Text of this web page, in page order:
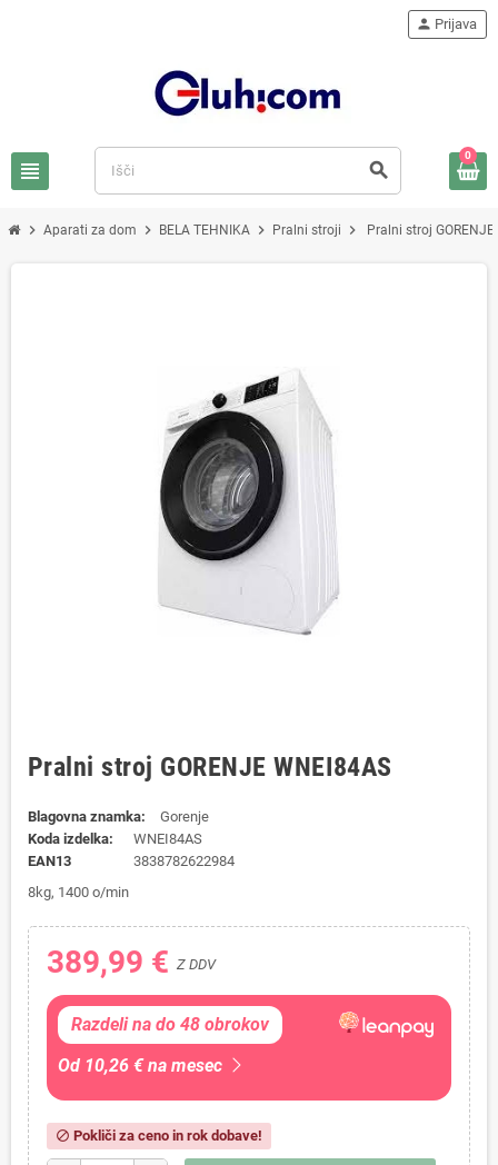
view_headline search
person Prijava
0
chevron_right Aparati za dom chevron_right BELA TEHNIKA chevron_right Pralni stroji chevron_right Pralni stroj
Pralni stroj GORENJE WNEI84AS
Blagovna znamka:
Gorenje
Koda izdelka:
WNEI84AS
EAN13
3838782622984
8kg, 1400 o/min
389,99 € Z DDV
Razdeli na do 48 obrokov
Od 10,26 € na mesec
block Pokliči za ceno in rok dobave!